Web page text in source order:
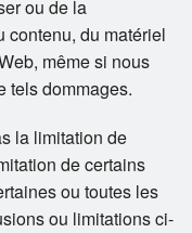
ou de la
contenu, du matériel
même si nous
tels dommages.
la limitation de
de certains
ou toutes les
ou limitations ci-